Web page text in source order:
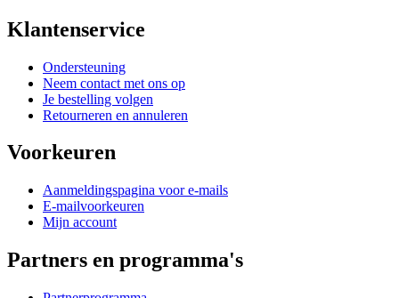
Klantenservice
Ondersteuning
Neem contact met ons op
Je bestelling volgen
Retourneren en annuleren
Voorkeuren
Aanmeldingspagina voor e-mails
E-mailvoorkeuren
Mijn account
Partners en programma's